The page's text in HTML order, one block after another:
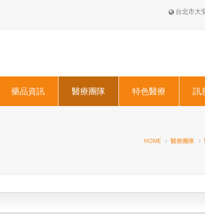
台北市大
藥品資訊 醫療團隊 特色醫療 訊
HOME 醫療團隊